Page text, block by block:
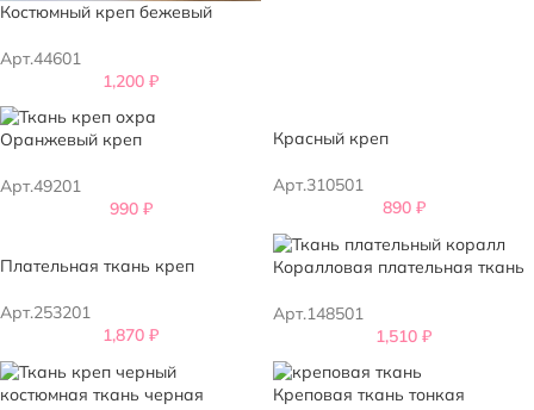
Костюмный креп бежевый
Арт.44601
1,200 ₽
Оранжевый креп
Арт.49201
990 ₽
Красный креп
Арт.310501
890 ₽
Плательная ткань креп
Арт.253201
1,870 ₽
Коралловая плательная ткань
Арт.148501
1,510 ₽
костюмная ткань черная Креповая ткань тонкая